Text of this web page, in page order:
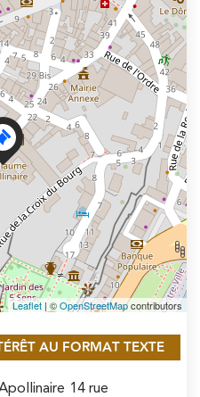
Leaflet | ©OpenStreetMapcontributors
AU FORMAT TEXTE
14 rue